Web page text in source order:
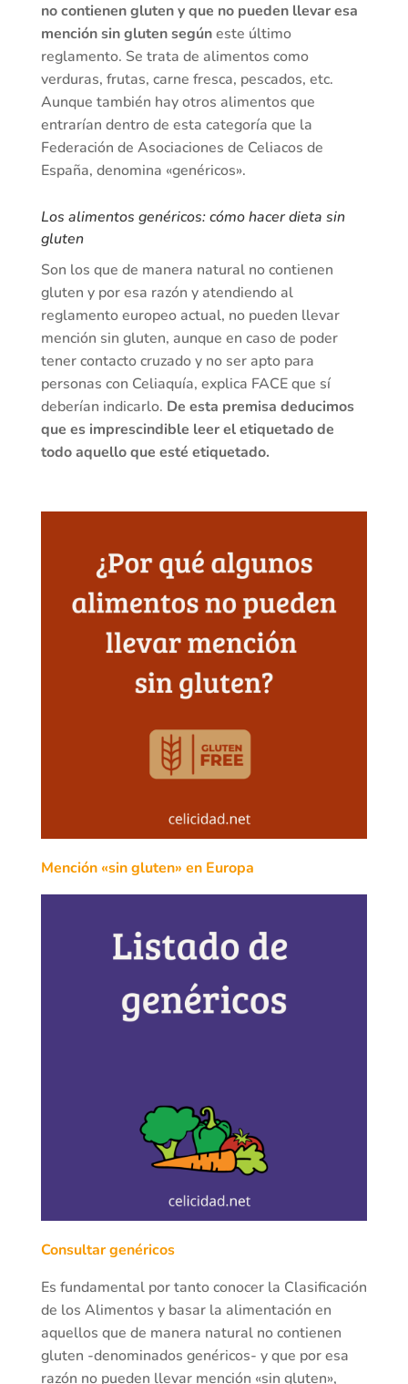
no contienen gluten y que no pueden llevar esa
mención sin gluten segúneste último
reglamento. Se trata de alimentos como
verduras, frutas, carne fresca, pescados, etc.
Aunque también hay otros alimentos que
entrarían dentro de esta categoría que la
Federación de Asociaciones de Celiacos de
España, denomina «genéricos».
Los alimentos genéricos: cómo hacer dieta sin
gluten
Son los que de manera natural no contienen
gluten y por esa razón y atendiendo al
reglamento europeo actual, no pueden llevar
mención sin gluten, aunque en caso de poder
tener contacto cruzado y no ser apto para
personas con Celiaquía, explica FACE que sí
deberían indicarlo. De esta premisa deducimos
que es imprescindible leer el etiquetado de
todo aquello que esté etiquetado.
Mención «sin gluten» en Europa
Consultar genéricos
Es fundamental por tanto conocer la Clasificación
de los Alimentos y basar la alimentación en
aquellos que de manera natural no contienen
gluten -denominados genéricos- y que por esa
razón no pueden llevar mención «sin gluten»,